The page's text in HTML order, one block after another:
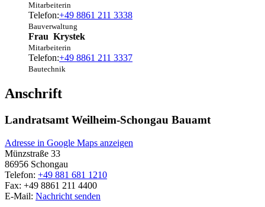
Mitarbeiterin
Telefon:+49 8861 211 3338
Bauverwaltung
Frau Krystek
Mitarbeiterin
Telefon:+49 8861 211 3337
Bautechnik
Anschrift
Landratsamt Weilheim-Schongau Bauamt
Adresse in Google Maps anzeigen
Münzstraße 33
86956 Schongau
Telefon: +49 881 681 1210
Fax: +49 8861 211 4400
E-Mail: Nachricht senden